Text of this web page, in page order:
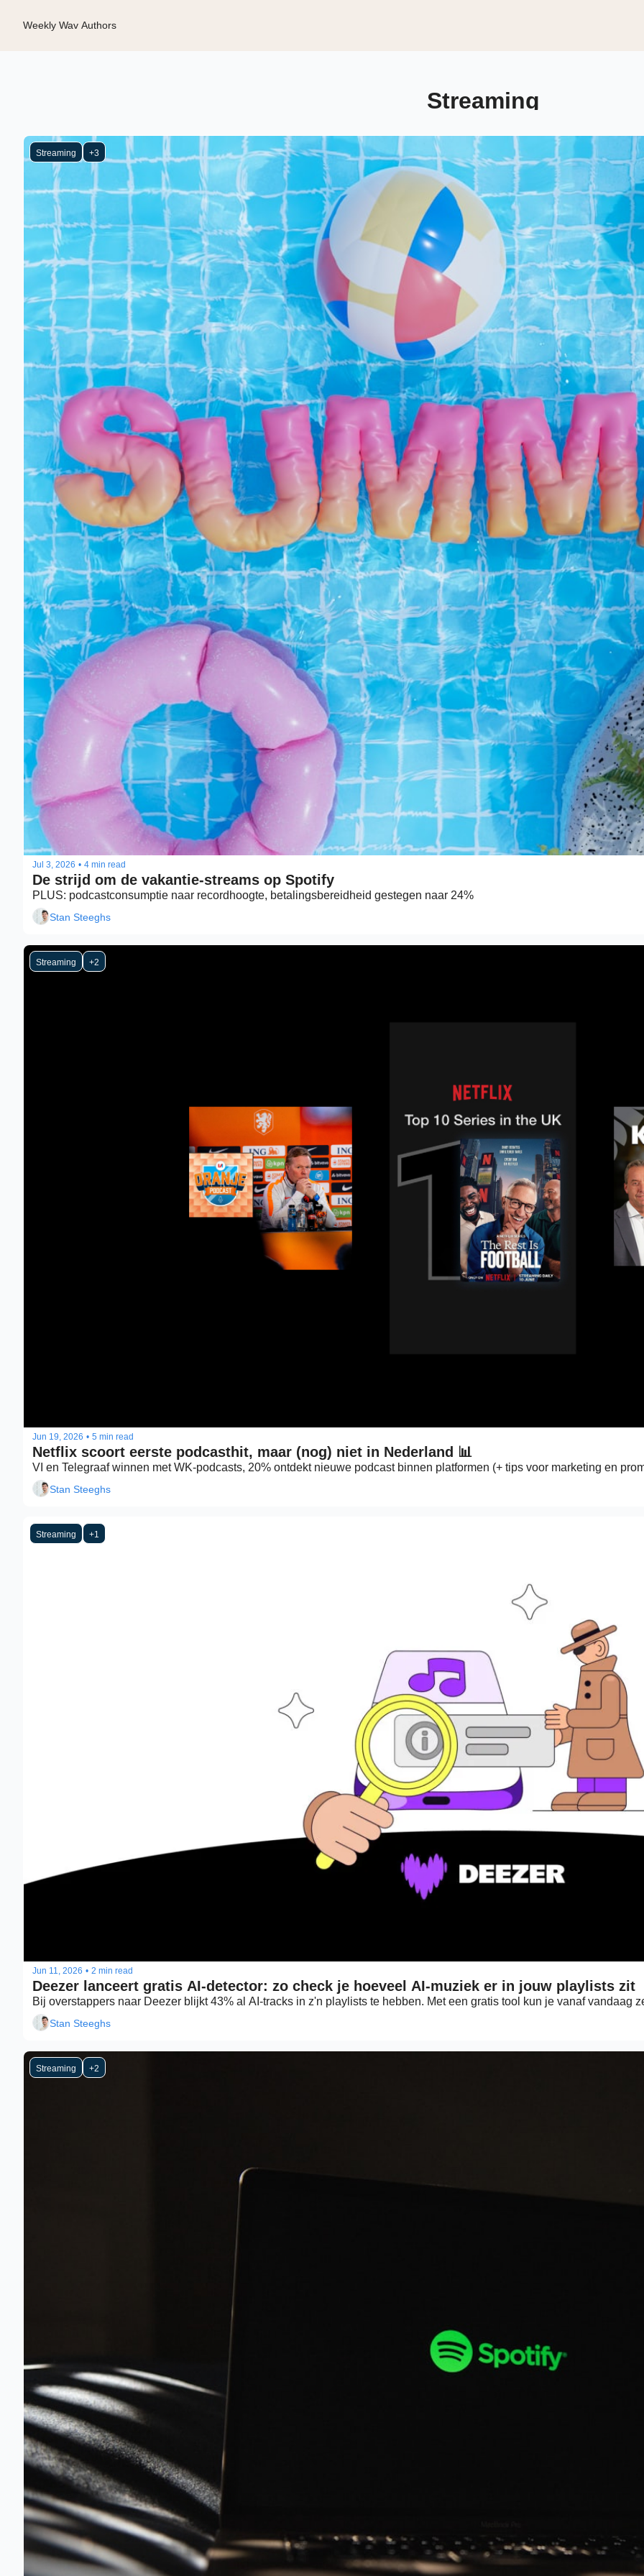
Weekly Wav Authors
Streaming
Streaming +3
Jul 3, 2026 • 4 min read
PLUS: podcastconsumptie naar recordhoogte, betalingsbereidheid gestegen naar 24%
Stan Steeghs
Streaming +2
Jun 19, 2026 • 5 min read
Netflix scoort eerste podcasthit, maar (nog) niet in Nederland 📊
Stan Steeghs
Streaming +1
Jun 11, 2026 • 2 min read
Deezer lanceert gratis AI-detector: zo check je hoeveel AI-muziek er in jouw playlists zit
Bij overstappers naar Deezer blijkt 43% al AI-tracks in z'n playlists te hebben. Met een gratis tool kun je vanaf vandaag
Stan Steeghs
Streaming +2